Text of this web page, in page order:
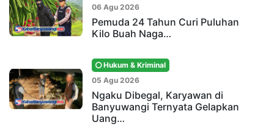
06 Agu 2026
Pemuda 24 Tahun Curi Puluhan
Kilo Buah Naga…
Hukum & Kriminal
05 Agu 2026
Ngaku Dibegal, Karyawan di
Banyuwangi Ternyata Gelapkan
Uang…